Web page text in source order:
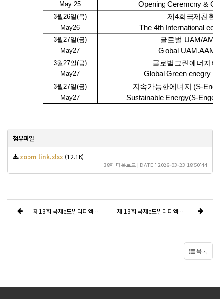
May 25
Opening Ceremony &
3월26일(목)
May26
제 4회 국제친환
The 4th International
3월27일(금)
May27
글로벌 UAM/
Global UAM.AAM
3월27일(금)
May27
글로벌 그린에너지
Global Green enegry
3월27일(금)
May27
지속가능한에너지 (S-
Sustainable Energy(S-
첨부파일
zoom link.xlsx (12.1K)
38회 다운로드 | DATE : 2026-03-23 18:50:44
제13회 국제e모빌리티엑스포 감사의 말씀 제 13회 국제e모빌리티엑스포 전시장 안내
목록